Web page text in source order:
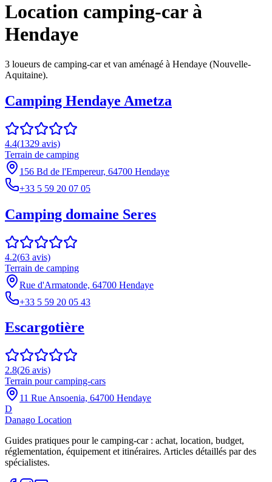
Location camping-car à
Hendaye
3 loueurs de camping-car et van aménagé à Hendaye (Nouvelle-
Aquitaine).
Camping Hendaye Ametza
4.4(1329 avis)
Terrain de camping
156 Bd de l'Empereur, 64700 Hendaye
+33 5 59 20 07 05
Camping domaine Seres
4.2(63 avis)
Terrain de camping
Rue d'Armatonde, 64700 Hendaye
+33 5 59 20 05 43
Escargotière
2.8(26 avis)
Terrain pour camping-cars
11 Rue Ansoenia, 64700 Hendaye
D
Danago Location
Guides pratiques pour le camping-car : achat, location, budget,
réglementation, équipement et itinéraires. Articles détaillés par des
spécialistes.